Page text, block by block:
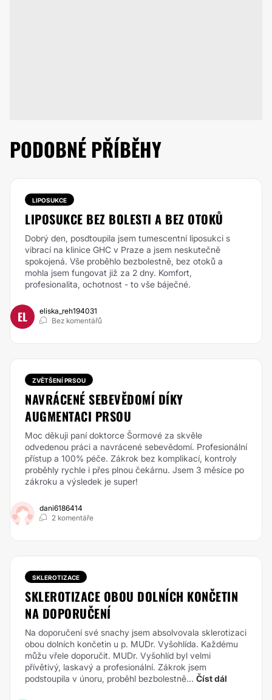
PODOBNÉ PŘÍBĚHY
LIPOSUKCE
LIPOSUKCE BEZ BOLESTI A BEZ OTOKŮ
Dobrý den, posdtoupila jsem tumescentní liposukci s
vibrací na klinice GHC v Praze a jsem neskutečně
spokojená. Vše proběhlo bezbolestně, bez otoků a
mohla jsem fungovat již za 2 dny. Komfort,
profesionalita, ochotnost - to vše báječné.
EL
eliska_reh194031
Bez komentářů
ZVĚTŠENÍ PRSOU
NAVRÁCENÉ SEBEVĚDOMÍ DÍKY
AUGMENTACI PRSOU
Moc děkuji paní doktorce Šormové za skvěle
odvedenou práci a navrácené sebevědomí. Profesionální
přístup a 100% péče. Zákrok bez komplikací, kontroly
proběhly rychle i přes plnou čekárnu. Jsem 3 měsíce po
zákroku a výsledek je super!
dani6186414
2 komentáře
SKLEROTIZACE
SKLEROTIZACE OBOU DOLNÍCH KONČETIN
NA DOPORUČENÍ
Na doporučení své snachy jsem absolvovala sklerotizaci
obou dolních končetin u p. MUDr. Vyšohlída. Každému
můžu vřele doporučit. MUDr. Vyšohlíd byl velmi
přívětivý, laskavý a profesionální. Zákrok jsem
podstoupila v únoru, proběhl bezbolestně... Číst dál